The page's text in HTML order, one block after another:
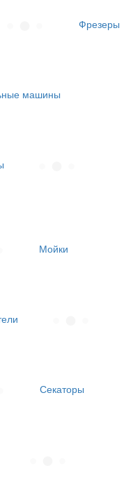
Фрезеры
машины
Мойки
Секаторы